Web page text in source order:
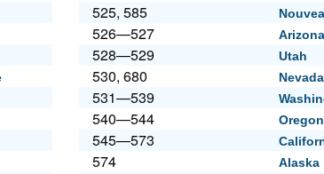
525, 585
526—527 Arizona
528—529 Utah
530, 680 Nevada
531—539
540—544 Oregon
545—573
574 Alaska